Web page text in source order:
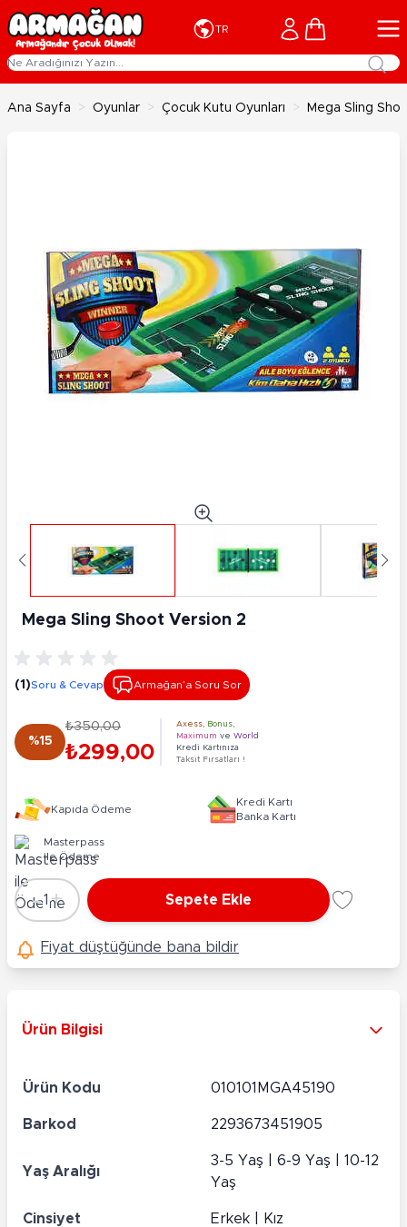
İçeriğe geç
TR Cart
Ana Sayfa > Oyunlar > Çocuk Kutu Oyunları > Mega Sling
Mega Sling Shoot Version 2
(1)Soru & Cevap Armağan’a Soru Sor
%15
₺350,00
₺299,00
Axess Bonus
Maximum ve World
Kredi Kartınıza
Taksit Fırsatları !
Kapıda Ödeme
Kredi Kartı
Banka Kartı
Masterpass
ile Ödeme
Adet
-1 + Sepete Ekle
Fiyat düştüğünde bana bildir
Ürün Bilgisi
Ürün Kodu 010101MGA45190
Barkod 2293673451905
Yaş Aralığı
3-5 Yaş | 6-9 Yaş | 10-12
Yaş
Cinsiyet Erkek | Kız